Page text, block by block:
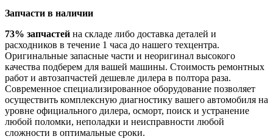
Запчасти в наличии
73% запчастей на складе либо доставка деталей и
расходников в течение 1 часа до нашего техцентра.
Оригинальные запасные части и неоригинал высокого
качества подберем для вашей машины. Стоимость ремонтных
работ и автозапчастей дешевле дилера в полтора раза.
Современное специализированное оборудование позволяет
осуществить комплексную диагностику вашего автомобиля на
уровне официального дилера, осморт, поиск и устранение
любой поломки, неполадки и неисправности любой
сложности в оптимальные сроки.